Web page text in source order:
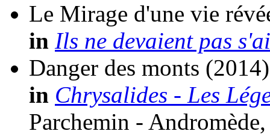
Le Mirage d'une vie
in Ils ne devaient pas
Danger des monts (2014)
in Chrysalides - Les
Parchemin -